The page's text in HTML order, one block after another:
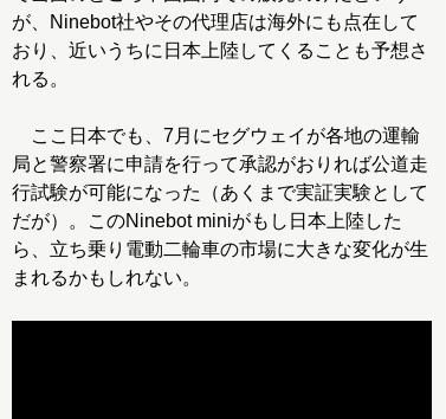
が、Ninebot社やその代理店は海外にも点在して
おり、近いうちに日本上陸してくることも予想さ
れる。
ここ日本でも、7月にセグウェイが各地の運輸
局と警察署に申請を行って承認がおりれば公道走
行試験が可能になった（あくまで実証実験として
だが）。このNinebot miniがもし日本上陸した
ら、立ち乗り電動二輪車の市場に大きな変化が生
まれるかもしれない。